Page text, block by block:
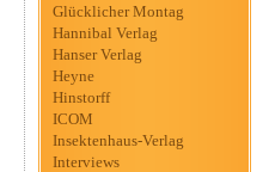
Glücklicher Montag
Hannibal Verlag
Hanser Verlag
Heyne
Hinstorff
ICOM
Insektenhaus-Verlag
Interviews